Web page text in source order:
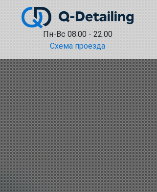
Пн-Вс 08.00 - 22.00
Схема проезда